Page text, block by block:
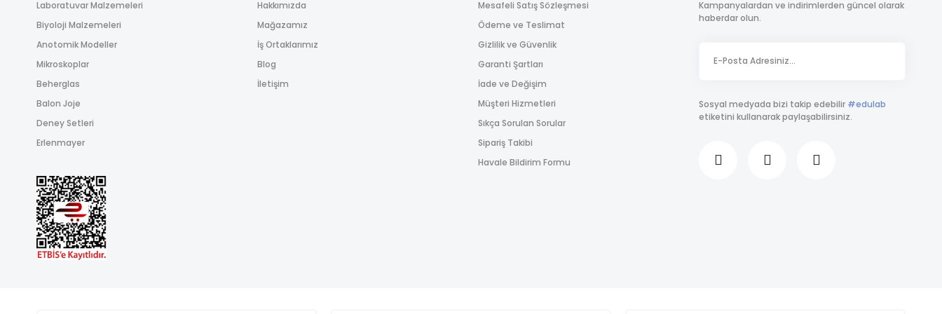
Gönder
Laboratuvar Malzemeleri
Biyoloji Malzemeleri
Anotomik Modeller
Mikroskoplar
Beherglas
Balon Joje
Deney Setleri
Erlenmayer
Hakkımızda
Mağazamız
İş Ortaklarımız
Blog
İletişim
Mesafeli Satış Sözleşmesi
Ödeme ve Teslimat
Gizlilik ve Güvenlik
Garanti Şartları
İade ve Değişim
Müşteri Hizmetleri
Sıkça Sorulan Sorular
Sipariş Takibi
Havale Bildirim Formu
Kampanyalardan ve indirimlerden güncel olarak
haberdar olun.
Sosyal medyada bizi takip edebilir #edulab
etiketini kullanarak paylaşabilirsiniz.